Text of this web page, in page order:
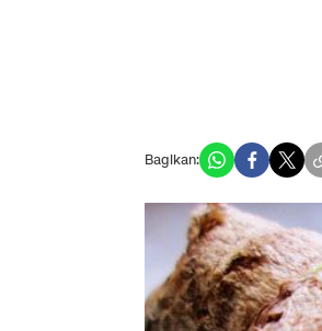
Bagikan: